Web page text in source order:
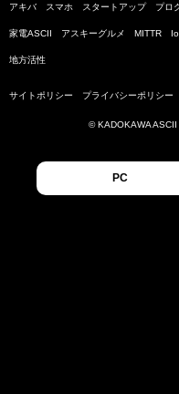
アキバ スマホ スタートアップ プロ
家電ASCII アスキーグルメ MITTR
地方活性
サイトポリシー プライバシーポリシー
© KADOKAWA
PC